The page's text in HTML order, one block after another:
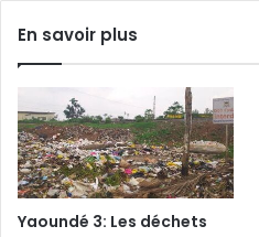
En savoir plus
Yaoundé 3: Les déchets